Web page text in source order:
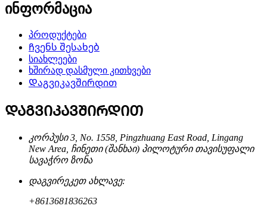
ინფორმაცია
პროდუქტები
Ჩვენს შესახებ
სიახლეები
ხშირად დასმული კითხვები
Დაგვიკავშირდით
ᲓᲐᲒᲕᲘᲙᲐᲕᲨᲘᲠᲓᲘᲗ
კორპუსი 3, No. 1558, Pingzhuang East Road, Lingang
New Area, ჩინეთი (შანხაი) პილოტური თავისუფალი
სავაჭრო ზონა
დაგვირეკეთ ახლავე:
+8613681836263